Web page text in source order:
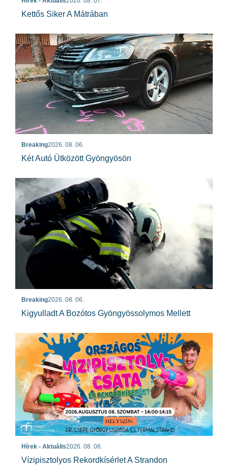
Kettős Siker A Mátrában
Breaking2026. 08. 06.
Két Autó Ütközött Gyöngyösön
Breaking2026. 08. 06.
Kigyulladt A Bozótos Gyöngyössolymos Mellett
Hírek - Aktuális2026. 08. 06.
Vízipisztolyos Rekordkísérlet A Strandon